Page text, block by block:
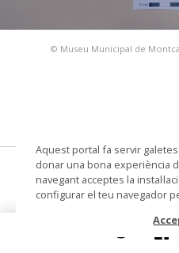
© Museu Municipal de
Datació
Aquest portal fa servir
donar una bona experiència
navegant acceptes la
configurar el teu navegador